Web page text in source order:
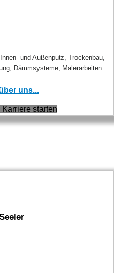
und Außenputz, Trockenbau,
Dämmsysteme, Malerarbeiten...
uns...
starten